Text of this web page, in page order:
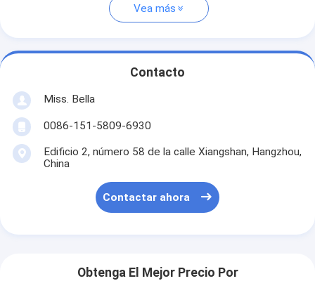
Vea más
Contacto
Miss. Bella
0086-151-5809-6930
Edificio 2, número 58 de la calle Xiangshan, Hangzhou,
China
Contactar ahora
Obtenga El Mejor Precio Por